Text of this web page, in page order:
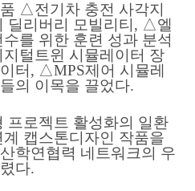
△전기차 충전 사각지
딜리버리 모빌리티 , △엘
를 위한 훈련 성과 분석
털트윈 시뮬레이터 장
터 , △MPS제어 시뮬레
의 이목을 끌었다.
프로젝트 활성화의 일환
캡스톤디자인 작품을
학연협력 네트워크의 우
다.